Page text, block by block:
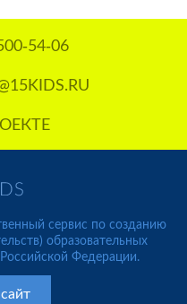
54-06
сервис по созданию
образовательных
Федерации.